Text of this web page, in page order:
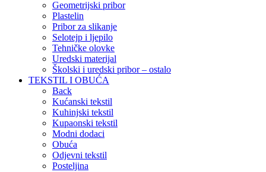
Geometrijski pribor
Plastelin
Pribor za slikanje
Selotejp i ljepilo
Tehničke olovke
Uredski materijal
Školski i uredski pribor – ostalo
TEKSTIL I OBUĆA
Back
Kućanski tekstil
Kuhinjski tekstil
Kupaonski tekstil
Modni dodaci
Obuća
Odjevni tekstil
Posteljina